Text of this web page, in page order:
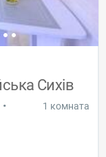
Сихів
• 1 комната